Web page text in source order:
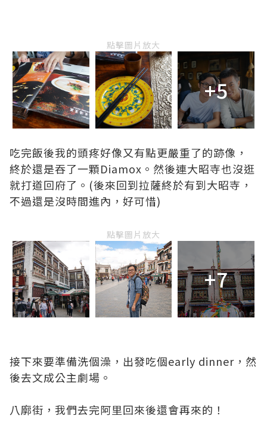
點擊圖片放大
+5
吃完飯後我的頭疼好像又有點更嚴重了的跡像，
終於還是吞了一顆Diamox。然後連大昭寺也沒逛
就打道回府了。(後來回到拉薩終於有到大昭寺，
不過還是沒時間進內，好可惜)
點擊圖片放大
+7
接下來要準備洗個澡，出發吃個early dinner，然
後去文成公主劇場。
八廓街，我們去完阿里回來後還會再來的！